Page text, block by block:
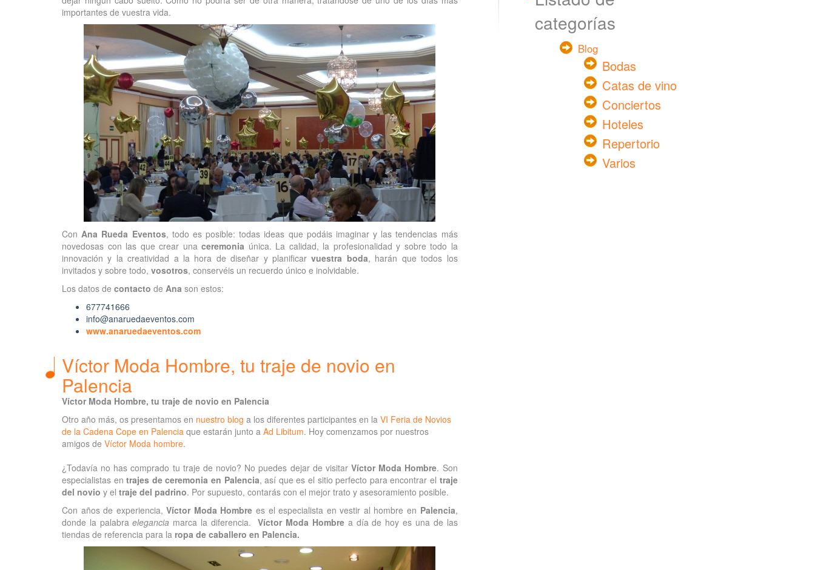
importantes de vuestra vida.
ConAna Rueda Eventos, todo es posible: todas ideas que podáis imaginar y las tendencias más
novedosas con las que crear una ceremonia única. La calidad, la profesionalidad y sobre todo la
innovación y la creatividad a la hora de diseñar y planificarvuestra boda, harán que todos los
invitados y sobre todo, vosotros, conservéis un recuerdo único e inolvidable.
Los datos de contacto de Ana son estos:
677741666
info@anaruedaeventos.com
www.anaruedaeventos.com
Víctor Moda Hombre, tu traje de novio en
Palencia
Víctor Moda Hombre, tu traje de novio en Palencia
Otro año más, os presentamos en nuestro blog a los diferentes participantes en la VI Feria de Novios
de la Cadena Cope en Palencia que estarán junto a Ad Libitum. Hoy comenzamos por nuestros
amigos de Víctor Moda hombre.
¿Todavía no has comprado tu traje de novio? No puedes dejar de visitarVíctor Moda Hombre. Son
especialistas en trajes de ceremonia en Palencia, así que es el sitio perfecto para encontrar el traje
del novio y el traje del padrino. Por supuesto, contarás con el mejor trato y asesoramiento posible.
Con años de experiencia,Víctor Moda Hombre es el especialista en vestir al hombre en Palencia,
donde la palabraelegancia marca la diferencia.Víctor Moda Hombre a día de hoy es una de las
tiendas de referencia para la ropa de caballero en Palencia.
categorías
Blog
Bodas
Catas de vino
Conciertos
Hoteles
Repertorio
Varios